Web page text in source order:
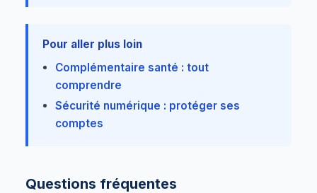
Pour aller plus loin
Complémentaire santé : tout
comprendre
Sécurité numérique : protéger ses
comptes
Questions fréquentes